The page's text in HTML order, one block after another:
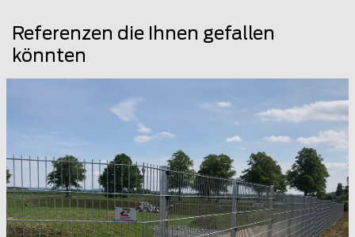
Referenzen die Ihnen gefallen
könnten